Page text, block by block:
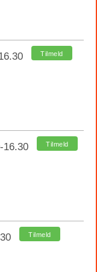
Tilmeld
16.30 Tilmeld
Tilmeld